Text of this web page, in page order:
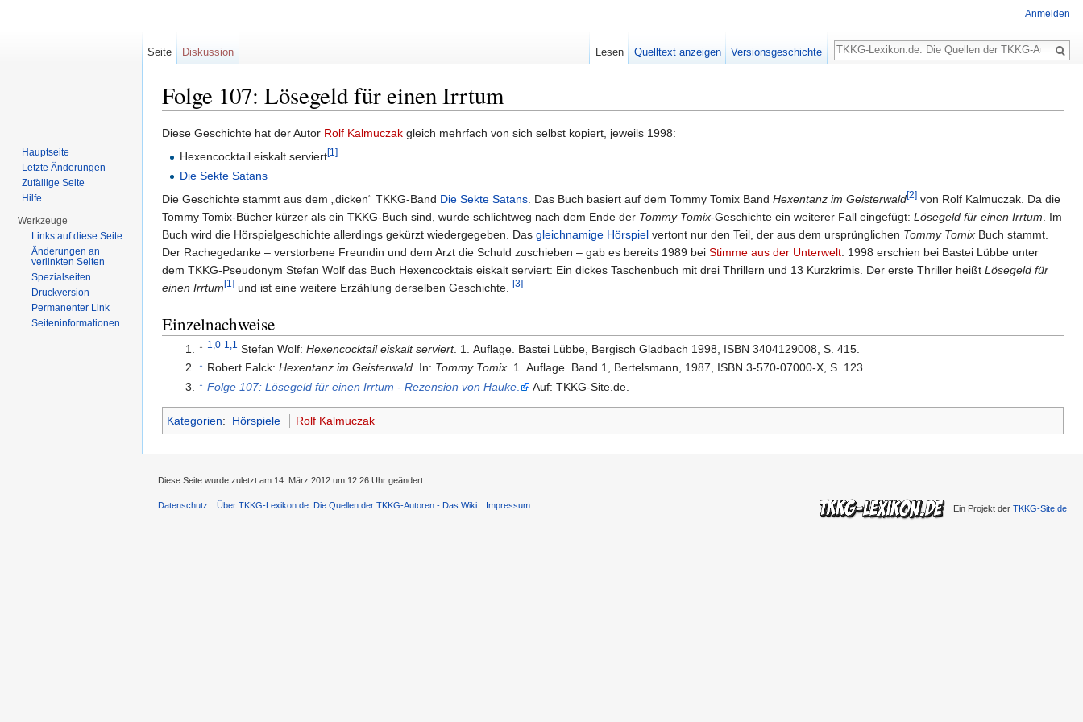
Folge 107: Lösegeld für einen Irrtum
Diese Geschichte hat der Autor Rolf Kalmuczak gleich mehrfach von sich selbst kopiert, jeweils 1998:
Hexencocktail eiskalt serviert[1]
Die Sekte Satans
Die Geschichte stammt aus dem „dicken“ TKKG-Band Die Sekte Satans . Das Buch basiert auf dem Tommy Tomix Band Hexentanz im Geisterwald[2] von Rolf Kalmuczak. Da die
Tommy Tomix-Bücher kürzer als ein TKKG-Buch sind, wurde schlichtweg nach dem Ende der Tommy Tomix-Geschichte ein weiterer Fall eingefügt: Lösegeld für einen Irrtum . Im
Buch wird die Hörspielgeschichte allerdings gekürzt wiedergegeben. Das gleichnamige Hörspiel vertont nur den Teil, der aus dem ursprünglichen Tommy Tomix Buch stammt.
Der Rachegedanke – verstorbene Freundin und dem Arzt die Schuld zuschieben – gab es bereits 1989 bei Stimme aus der Unterwelt . 1998 erschien bei Bastei Lübbe unter
dem TKKG-Pseudonym Stefan Wolf das Buch Hexencocktais eiskalt serviert: Ein dickes Taschenbuch mit drei Thrillern und 13 Kurzkrimis. Der erste Thriller heißt Lösegeld für
einen Irrtum[1] und ist eine weitere Erzählung derselben Geschichte. [3]
Einzelnachweise
↑ 1,0 1,1 Stefan Wolf: Hexencocktail eiskalt serviert. 1. Auflage. Bastei Lübbe, Bergisch Gladbach 1998, ISBN 3404129008, S. 415.
↑ Robert Falck: Hexentanz im Geisterwald. In: Tommy Tomix. 1. Auflage. Band 1, Bertelsmann, 1987, ISBN 3-570-07000-X, S. 123.
↑ Folge 107: Lösegeld für einen Irrtum - Rezension von Hauke. Auf: TKKG-Site.de.
Kategorien: Hörspiele Rolf Kalmuczak
Anmelden
Seite Diskussion Lesen Quelltext anzeigen Versionsgeschichte
Suche
Hauptseite
Letzte Änderungen
Zufällige Seite
Hilfe
Werkzeuge
Links auf diese Seite
Änderungen an
verlinkten Seiten
Spezialseiten
Druckversion
Permanenter Link
Seiten­informationen
Diese Seite wurde zuletzt am 14. März 2012 um 12:26 Uhr geändert.
Datenschutz Über TKKG-Lexikon.de: Die Quellen der TKKG-Autoren - Das Wiki Impressum Ein Projekt der TKKG-Site.de